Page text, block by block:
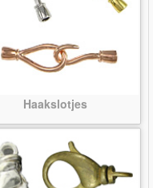
Haakslotjes